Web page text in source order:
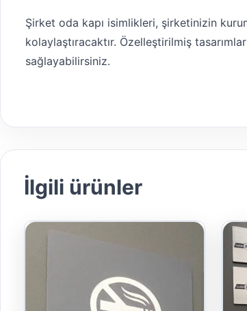
Şirket oda kapı isimlikleri, şirketinizin
kolaylaştıracaktır. Özelleştirilmiş
sağlayabilirsiniz.
İlgili ürünler